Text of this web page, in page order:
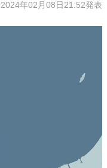
2024年02月08日21:52発表